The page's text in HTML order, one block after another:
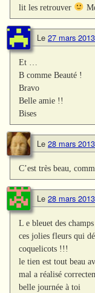
lit les retrouver
Le 27 mars
Et …
B comme Beauté !
Bravo
Belle amie !!
Bises
Le 28 mars
C’est très beau,
Le 28 mars
L e bleuet des
ces jolies fleurs qui
coquelicots !!!
le tien est tout beau
mal a réalisé
belle journée à toi